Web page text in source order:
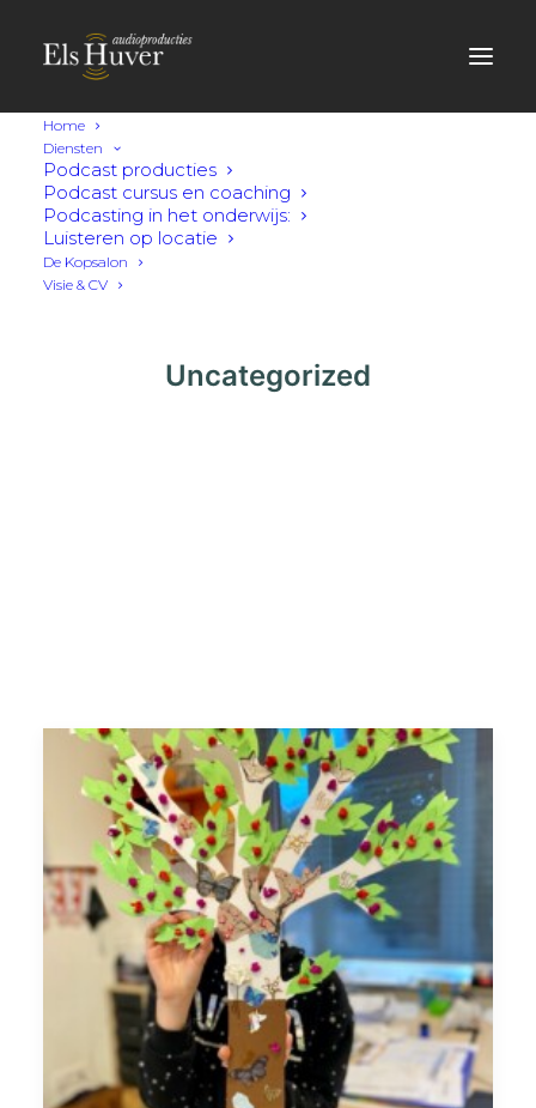
Home
Diensten
Podcast producties
Podcast cursus en coaching
Podcasting in het onderwijs:
Luisteren op locatie
De Kopsalon
Visie & CV
Uncategorized